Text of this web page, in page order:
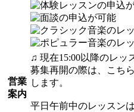
営業
案内
♫ 現在15:00以降のレッ
募集再開の際は、こち
します。
平日午前中のレッスン